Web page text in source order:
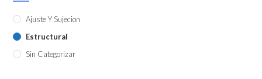
Ajuste Y Sujecion
Estructural
Sin Categorizar